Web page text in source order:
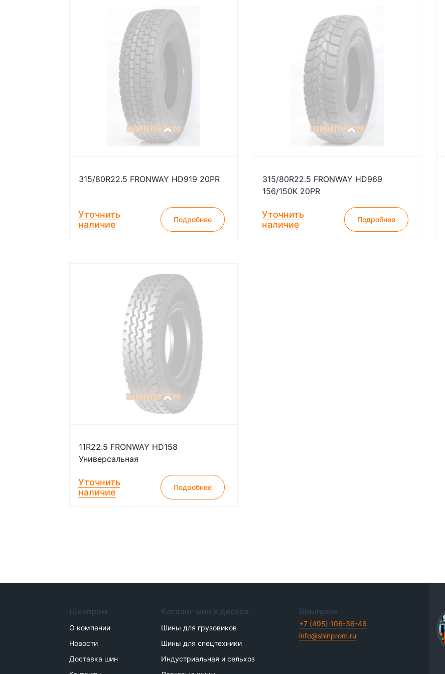
315/80R22.5 FRONWAY HD919 20PR
Уточнить
наличие
Подробнее
315/80R22.5 FRONWAY HD969
156/150K 20PR
Уточнить
наличие
Подробнее
11R22.5 FRONWAY HD158
Универсальная
Уточнить
наличие
Подробнее
Шинпром
О компании
Новости
Доставка шин
Каталог шин и дисков
Шины для грузовиков
Шины для спецтехники
Индустриальная и сельхоз
Шинпром
+7 (495) 106-36-46
info@shinprom.ru